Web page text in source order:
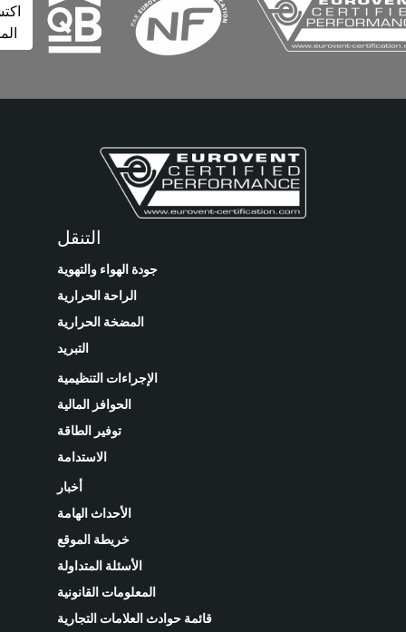
اكتشف
المزيد
التنقل
جودة الهواء والتهوية
الراحة الحرارية
المضخة الحرارية
الإجراءات التنظيمية
الحوافز المالية
توفير الطاقة
الاستدامة
الأحداث الهامة
خريطة الموقع
الأسئلة المتداولة
المعلومات القانونية
قائمة حوادث العلامات التجارية